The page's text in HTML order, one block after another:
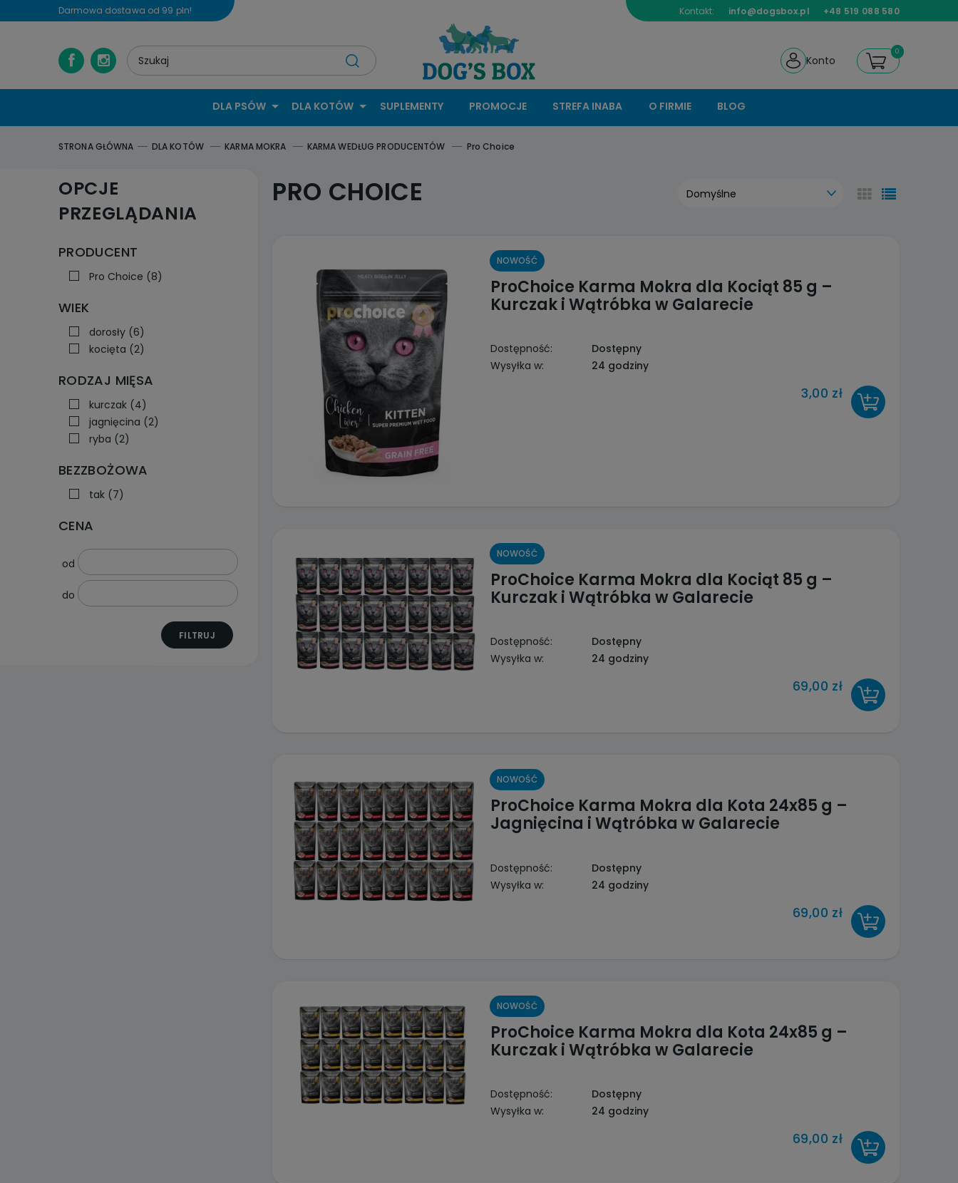
Darmowa dostawa od 99 pln! Kontakt: info@dogsbox.pl +48 519 088 580
Konto
DLA PSÓW DLA KOTÓW SUPLEMENTY PROMOCJE STREFA INABA O FIRMIE BLOG
STRONA GŁÓWNA DLA KOTÓW KARMA MOKRA KARMA WEDŁUG PRODUCENTÓW Pro Choice
OPCJE
PRZEGLĄDANIA
PRODUCENT
Pro Choice (8)
WIEK
dorosły (6)
kocięta (2)
RODZAJ MIĘSA
kurczak (4)
jagnięcina (2)
ryba (2)
BEZZBOŻOWA
tak (7)
CENA
od
do
FILTRUJ
PRO CHOICE
ProChoice Karma Mokra dla Kociąt 85 g –
Kurczak i Wątróbka w Galarecie
Dostępność:
Dostępny
Wysyłka w:
24 godziny
3,00 zł
NOWOŚĆ
ProChoice Karma Mokra dla Kociąt 85 g –
Kurczak i Wątróbka w Galarecie
Dostępność:
Dostępny
Wysyłka w:
24 godziny
69,00 zł
NOWOŚĆ
ProChoice Karma Mokra dla Kota 24x85 g –
Jagnięcina i Wątróbka w Galarecie
Dostępność:
Dostępny
Wysyłka w:
24 godziny
69,00 zł
NOWOŚĆ
ProChoice Karma Mokra dla Kota 24x85 g –
Kurczak i Wątróbka w Galarecie
Dostępność:
Dostępny
Wysyłka w:
24 godziny
69,00 zł
NOWOŚĆ